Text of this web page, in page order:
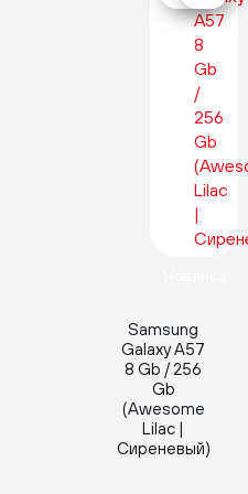
Samsung
Galaxy A57
8 Gb / 256
Gb
(Awesome
Lilac |
Сиреневый)